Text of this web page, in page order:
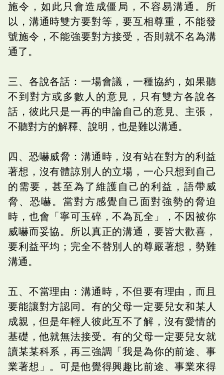
施令，如此只會造成僵局，不容易溝通。所
以，溝通時雙方要對等，要互相尊重，不能發
號施令，不能強要對方接受，否則就不名為溝
通了。
三、各說各話：一場會議，一種協約，如果聽
不到對方或多數人的意見，只有雙方各說各
話，彼此只是一再的申論自己的意見、主張，
不聽對方的解釋、說明，也是難以溝通。
四、恐嚇威脅：溝通時，沒有站在對方的利益
著想，沒有體諒別人的立場，一心只想到自己
的需要，甚至為了維護自己的利益，語帶威
脅、恐嚇。當對方感覺自己面對強勢的脅迫
時，也會「寧可玉碎，不為瓦全」，不因被你
威嚇而妥協。所以真正的溝通，要皆大歡喜，
要利益平均；完全不替別人的尊嚴著想，勢難
溝通。
五、不當理由：溝通時，不但要有理由，而且
要能讓對方認同。有的父母一定要兒女和某人
成親，但是年輕人彼此互不了解，沒有愛情的
基礎，他就無法接受。有的父母一定要兒女就
讀某某科系，再三強調「我是為你的前途、事
業著想」。可是他覺得興趣比前途、事業來得